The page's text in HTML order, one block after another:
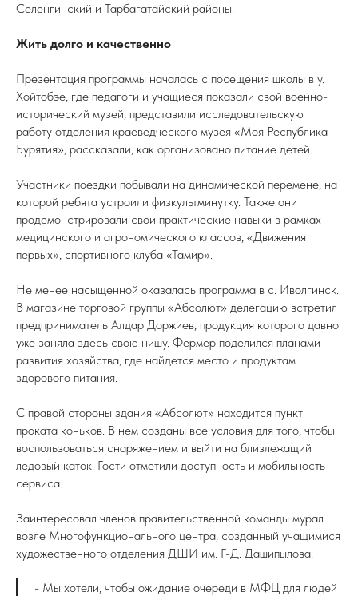
Селенгинский и Тарбагатайский районы.
Жить долго и качественно
Презентация программы началась с посещения школы в у.
Хойтобэе, где педагоги и учащиеся показали свой военно-
исторический музей, представили исследовательскую
работу отделения краеведческого музея «Моя Республика
Бурятия», рассказали, как организовано питание детей.
Участники поездки побывали на динамической перемене, на
которой ребята устроили физкультминутку. Также они
продемонстрировали свои практические навыки в рамках
медицинского и агрономического классов, «Движения
первых», спортивного клуба «Тамир».
Не менее насыщенной оказалась программа в с. Иволгинск.
В магазине торговой группы «Абсолют» делегацию встретил
предприниматель Алдар Доржиев, продукция которого давно
уже заняла здесь свою нишу. Фермер поделился планами
развития хозяйства, где найдется место и продуктам
здорового питания.
С правой стороны здания «Абсолют» находится пункт
проката коньков. В нем созданы все условия для того, чтобы
воспользоваться снаряжением и выйти на близлежащий
ледовый каток. Гости отметили доступность и мобильность
сервиса.
Заинтересовал членов правительственной команды мурал
возле Многофункционального центра, созданный учащимися
художественного отделения ДШИ им. Г-Д. Дашипылова.
- Мы хотели, чтобы ожидание очереди в МФЦ для людей